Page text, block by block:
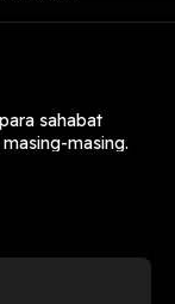
sahabat
masing.
mencari
keberadaan